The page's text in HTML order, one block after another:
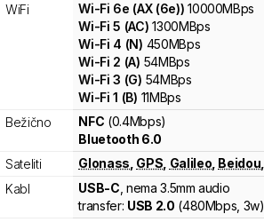
WiFi
Wi-Fi 6e (AX (6e)) 10000MBps
Wi-Fi5 (AC) 1300MBps
Wi-Fi 4 (N) 450MBps
Wi-Fi 2 (A) 54MBps
Wi-Fi3 (G) 54MBps
Wi-Fi1 (B) 11MBps
Bežično
NFC (0.4Mbps)
Bluetooth 6.0
Sateliti
Glonass GPS Galileo Beidou
Kabl
USB-C , nema 3.5mm audio
transfer: USB 2.0 (480Mbps, 3w)